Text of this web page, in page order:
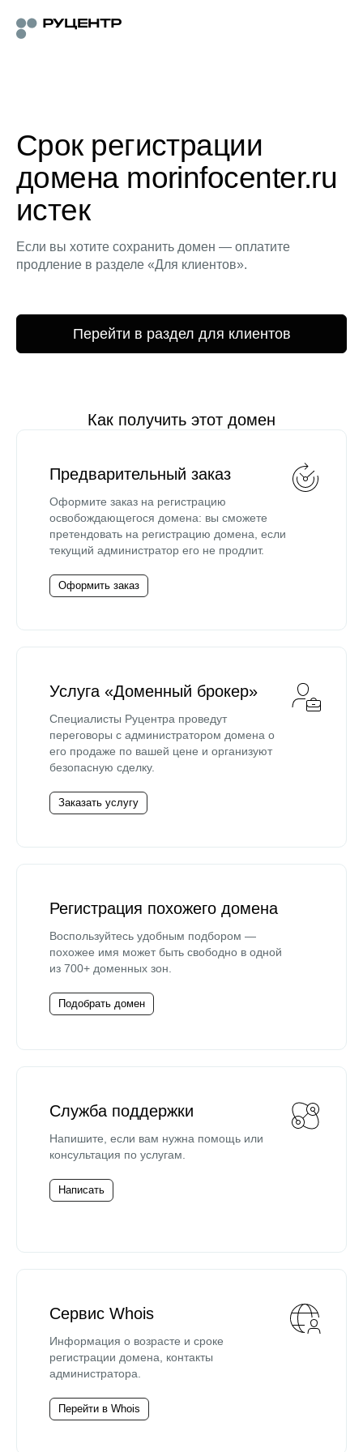
Срок регистрации
домена morinfocenter.ru
истек
Если вы хотите сохранить домен — оплатите
продление в разделе «Для клиентов».
Перейти в раздел для клиентов
Как получить этот домен
Предварительный заказ
Оформите заказ на регистрацию
освобождающегося домена: вы сможете
претендовать на регистрацию домена, если
текущий администратор его не продлит.
Оформить заказ
Услуга «Доменный брокер»
Специалисты Руцентра проведут
переговоры с администратором домена о
его продаже по вашей цене и организуют
безопасную сделку.
Заказать услугу
Регистрация похожего домена
Воспользуйтесь удобным подбором —
похожее имя может быть свободно в одной
из 700+ доменных зон.
Подобрать домен
Служба поддержки
Напишите, если вам нужна помощь или
консультация по услугам.
Написать
Сервис Whois
Информация о возрасте и сроке
регистрации домена, контакты
администратора.
Перейти в Whois